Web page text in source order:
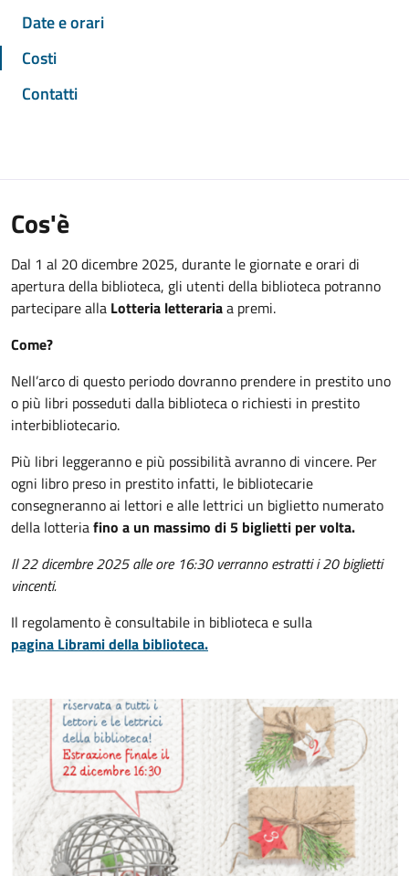
Date e orari
Costi
Contatti
Cos'è
Dal 1 al 20 dicembre 2025, durante le giornate e orari di
apertura della biblioteca, gli utenti della biblioteca potranno
partecipare alla Lotteria letterariaa premi.
Come?
Nell’arco di questo periodo dovranno prendere in prestito uno
o più libri posseduti dalla biblioteca o richiesti in prestito
interbibliotecario.
Più libri leggeranno e più possibilità avranno di vincere. Per
ogni libro preso in prestito infatti, le bibliotecarie
consegneranno ai lettori e alle lettrici un biglietto numerato
della lotteriafino a un massimo di 5 biglietti per volta.
Il 22 dicembre 2025 alle ore 16:30 verranno estratti i 20 biglietti
vincenti.
Il regolamento è consultabile in biblioteca e sulla
pagina Librami della biblioteca.